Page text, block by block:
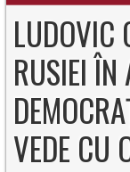
LUDOVIC
RUSIEI ÎN
VEDE CU